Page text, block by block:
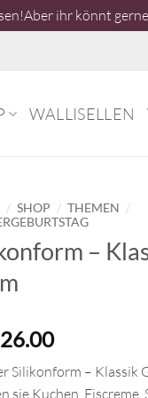
ihr könnt
WALLISELLEN
/ SHOP / THEMEN /
–
Silikonform – Klassik
sie Kuchen, Eiscreme,